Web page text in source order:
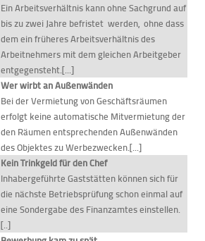
Ein Arbeitsverhältnis kann ohne Sachgrund auf
bis zu zwei Jahre befristet werden, ohne dass
dem ein früheres Arbeitsverhältnis des
Arbeitnehmers mit dem gleichen Arbeitgeber
entgegensteht.[...]
Wer wirbt an Außenwänden
Bei der Vermietung von Geschäftsräumen
erfolgt keine automatische Mitvermietung der
den Räumen entsprechenden Außenwänden
des Objektes zu Werbezwecken.[...]
Kein Trinkgeld für den Chef
Inhabergeführte Gaststätten können sich für
die nächste Betriebsprüfung schon einmal auf
eine Sondergabe des Finanzamtes einstellen.
[..]